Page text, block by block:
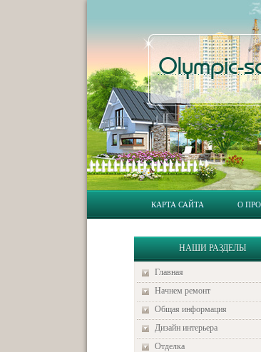
Olympic-
КАРТА САЙТА О
НАШИ РАЗДЕЛЫ
Главная
Начнем ремонт
Общая информация
Дизайн интерьера
Отделка